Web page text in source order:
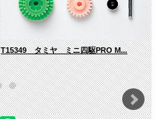
T15349 タミヤ ミニ四駆PRO M...